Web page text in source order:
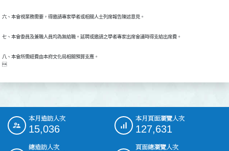
八、本會所需經費由本府文化局相關預算支應。
::: 本月造訪人次
15,036
本月頁面瀏覽人次
127,631
總造訪人次
頁面總瀏覽人次